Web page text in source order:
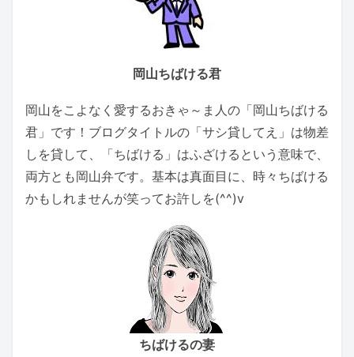
岡山ちばける君
岡山をこよなく愛するおきゃ～ま人の「岡山ちばける
君」です！ブログタイトルの「サシ貸してえ」は物差
しを貸して、「ちばける」はふざけるという意味で、
両方とも岡山弁です。基本は真面目に、時々ちばける
かもしれませんが笑ってお許しを(^^)v
ちばけるの妻